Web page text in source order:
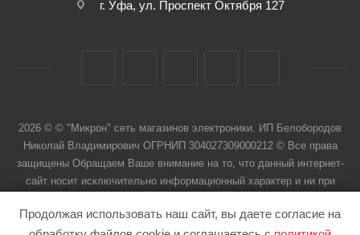
г. Уфа, ул. Проспект Октября 127
2026 © © "Микрон" сеть магазинов электроники. ИП Белобородов
Николай Владимирович ОГРНИП 304027309000212 © Все права
защищены Обращаем Ваше внимание на то, что данный интернет-
сайт носит исключительно информационный характер и ни при
Продолжая использовать наш сайт, вы даете согласие на